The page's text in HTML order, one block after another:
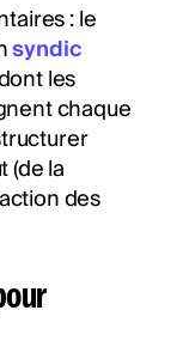
: le
syndic
les
chaque
(de la
des